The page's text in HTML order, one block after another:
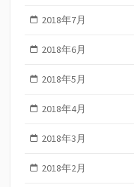
2018年7月
2018年6月
2018年5月
2018年4月
2018年3月
2018年2月